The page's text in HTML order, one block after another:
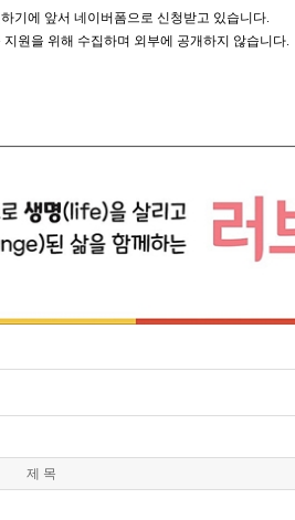
기에 앞서 네이버폼으로 신청받고 있습니다.
원을 위해 수집하며 외부에 공개하지 않습니다.
제 목